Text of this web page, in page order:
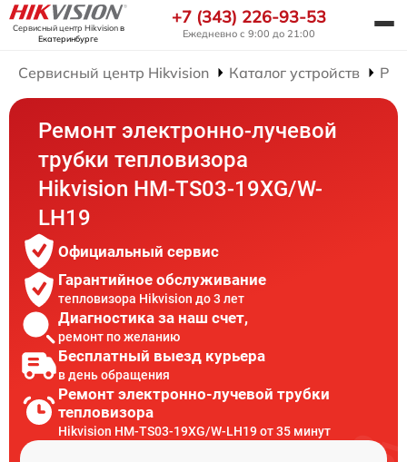
Сервисный центр Hikvisionв
Екатеринбурге
+7 (343) 226-93-53
Ежедневно с 9:00 до 21:00
Сервисный центр Hikvision Каталог устройств
Ремонт электронно-лучевой
трубки тепловизора
Hikvision HM-TS03-19XG/W-
LH19
Официальный сервис
Гарантийное обслуживание
тепловизора Hikvision до 3 лет
Диагностика за наш счет,
ремонт по желанию
Бесплатный выезд курьера
в день обращения
Ремонт электронно-лучевой трубки
тепловизора
Hikvision HM-TS03-19XG/W-LH19 от 35 минут